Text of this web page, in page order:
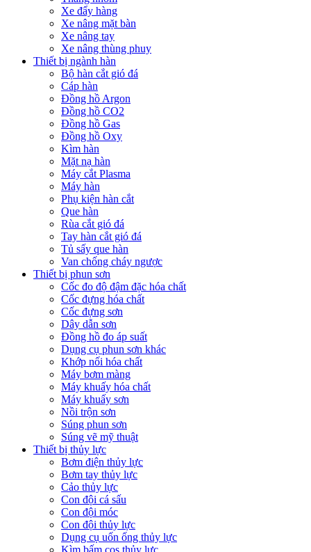
Xe đẩy hàng
Xe nâng mặt bàn
Xe nâng tay
Xe nâng thùng phuy
Thiết bị ngành hàn
Bộ hàn cắt gió đá
Cáp hàn
Đồng hồ Argon
Đồng hồ CO2
Đồng hồ Gas
Đồng hồ Oxy
Kìm hàn
Mặt nạ hàn
Máy cắt Plasma
Máy hàn
Phụ kiện hàn cắt
Que hàn
Rùa cắt gió đá
Tay hàn cắt gió đá
Tủ sấy que hàn
Van chống cháy ngược
Thiết bị phun sơn
Cốc đo độ đậm đặc hóa chất
Cốc đựng hóa chất
Cốc đựng sơn
Dây dẫn sơn
Đồng hồ đo áp suất
Dụng cụ phun sơn khác
Khớp nối hóa chất
Máy bơm màng
Máy khuấy hóa chất
Máy khuấy sơn
Nồi trộn sơn
Súng phun sơn
Súng vẽ mỹ thuật
Thiết bị thủy lực
Bơm điện thủy lực
Bơm tay thủy lực
Cảo thủy lực
Con đội cá sấu
Con đội móc
Con đội thủy lực
Dụng cụ uốn ống thủy lực
Kìm bấm cos thủy lực